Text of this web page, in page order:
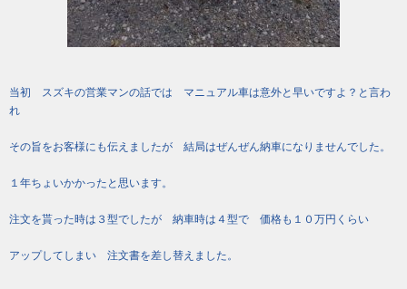
当初 スズキの営業マンの話では マニュアル車は意外と早いですよ？と言わ
れ
その旨をお客様にも伝えましたが 結局はぜんぜん納車になりませんでした。
１年ちょいかかったと思います。
注文を貰った時は３型でしたが 納車時は４型で 価格も１０万円くらい
アップしてしまい 注文書を差し替えました。